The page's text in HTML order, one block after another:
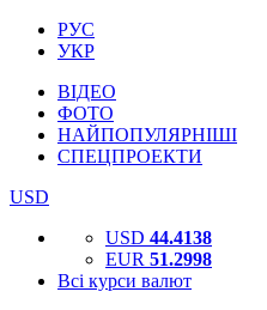
РУС
УКР
ВІДЕО
ФОТО
НАЙПОПУЛЯРНІШІ
СПЕЦПРОЕКТИ
USD
USD 44.4138
EUR 51.2998
Всі курси валют